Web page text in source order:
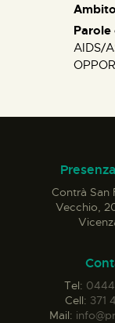
Parole
AIDS/
Contrà San
Vecchio,
Tel:
Cell: 371
Mail: